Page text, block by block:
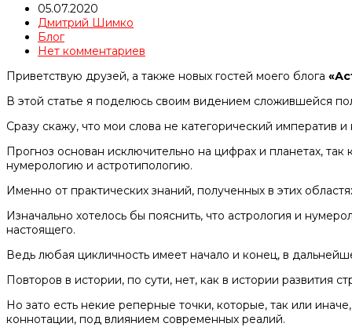
05.07.2020
Дмитрий Шимко
Блог
Нет комментариев
Приветствую друзей, а также новых гостей моего блога
В этой статье я поделюсь своим видением сложившейся
Сразу скажу, что мои слова не категорический императив
Прогноз основан исключительно на цифрах и планетах,
нумерологию и aстротипологию.
Именно от практических знаний, полученных в этих
Изначально хотелось бы пояснить, что астрология и
настоящего.
Ведь любая цикличность имеет начало и конец, в
Повторов в истории, по сути, нет, как в истории развития
Но зато есть некие реперные точки, которые, так или
коннотации, под влиянием современных реалий.